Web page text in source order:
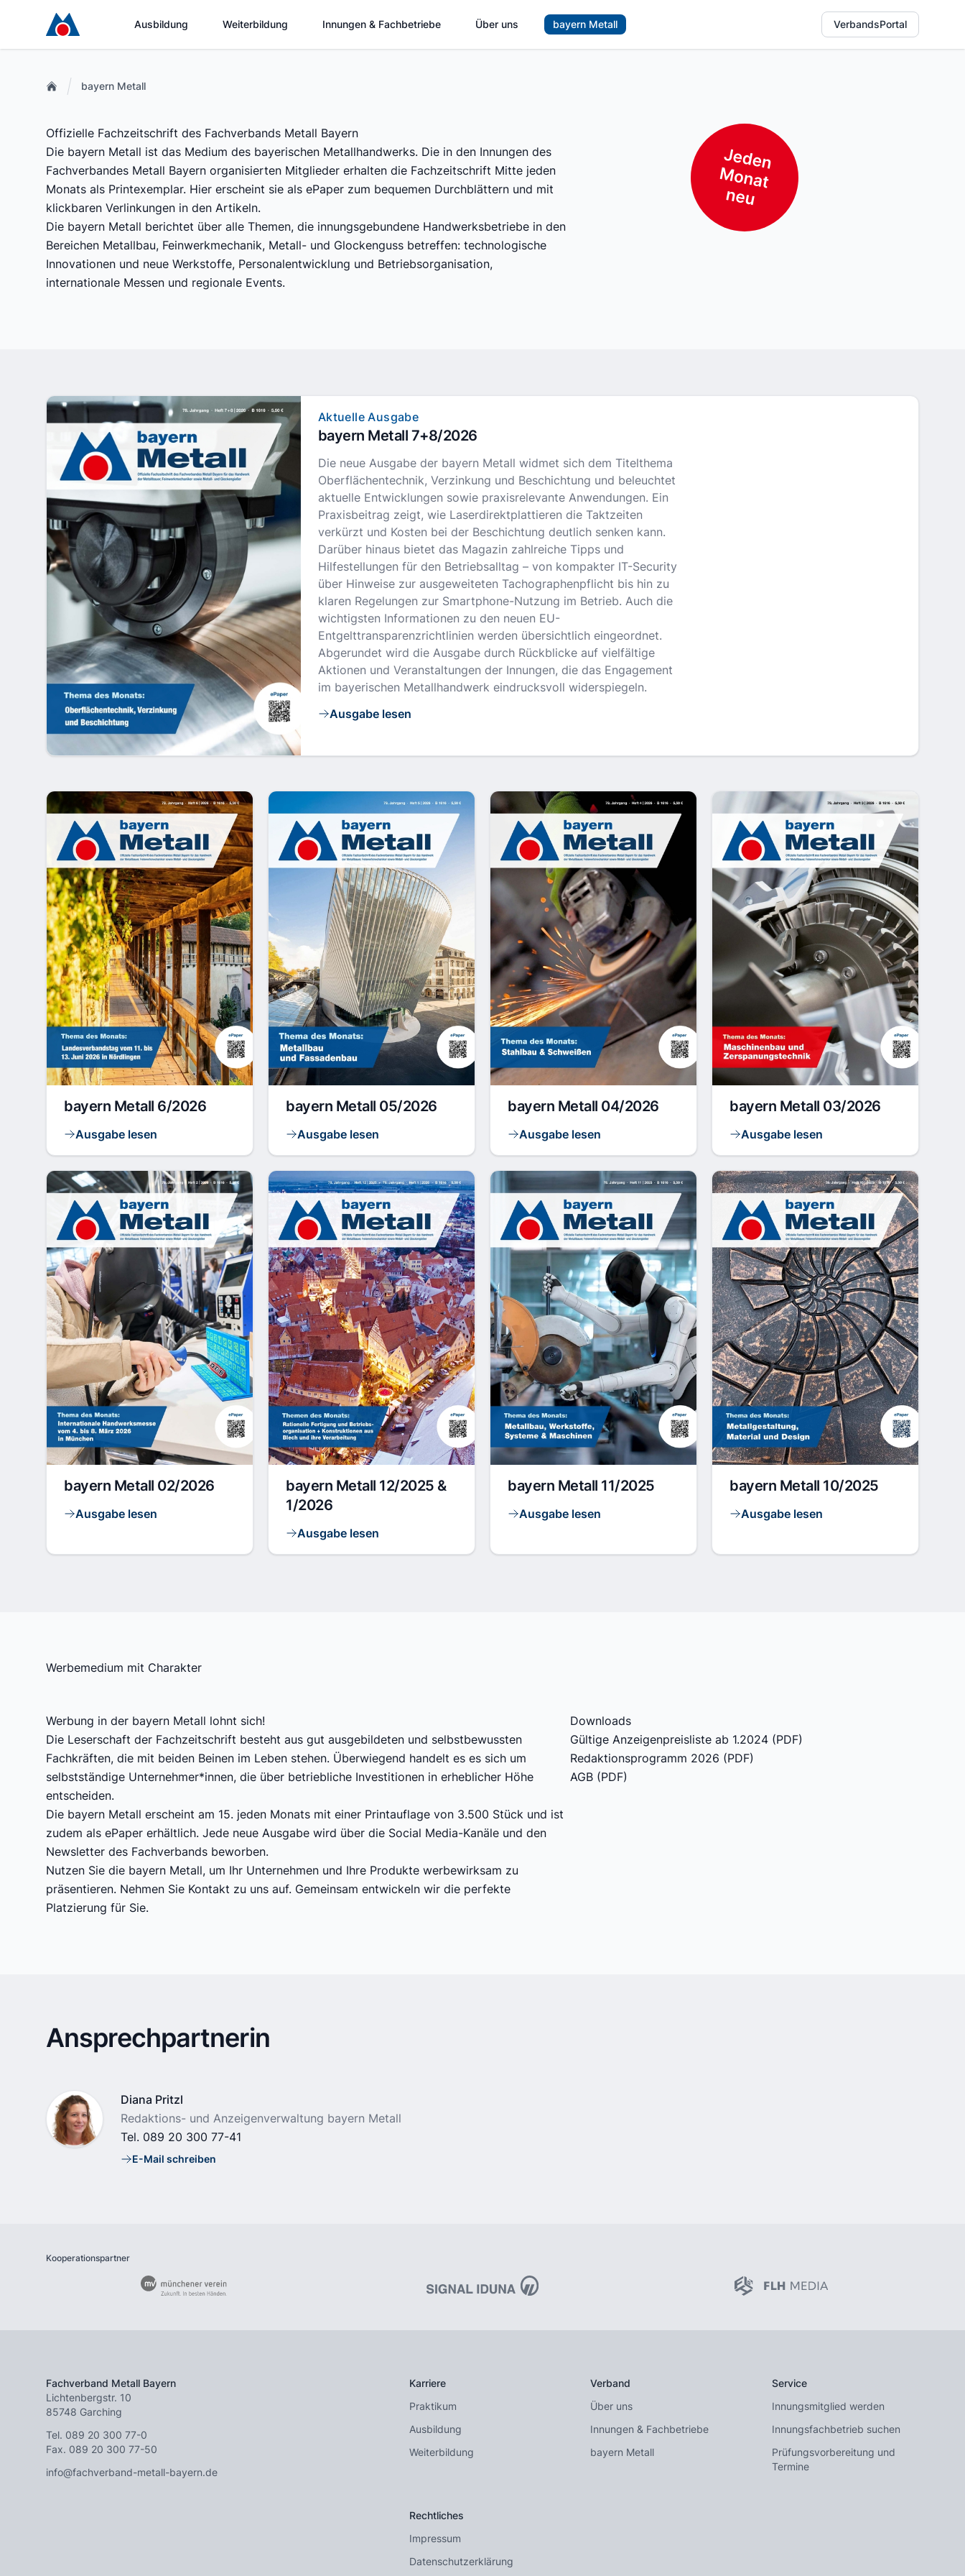
Ausbildung Weiterbildung Innungen & Fachbetriebe Über uns bayern Metall VerbandsPortal
bayern Metall
Offizielle Fachzeitschrift des Fachverbands Metall Bayern
Die bayern Metall ist das Medium des bayerischen Metallhandwerks. Die in den Innungen des
Fachverbandes Metall Bayern organisierten Mitglieder erhalten die Fachzeitschrift Mitte jeden
Monats als Printexemplar. Hier erscheint sie als ePaper zum bequemen Durchblättern und mit
klickbaren Verlinkungen in den Artikeln.
Die bayern Metall berichtet über alle Themen, die innungsgebundene Handwerksbetriebe in den
Bereichen Metallbau, Feinwerkmechanik, Metall- und Glockenguss betreffen: technologische
Innovationen und neue Werkstoffe, Personalentwicklung und Betriebsorganisation,
internationale Messen und regionale Events.
Aktuelle Ausgabe
bayern Metall 7+8/2026
Die neue Ausgabe der bayern Metall widmet sich dem Titelthema
Oberflächentechnik, Verzinkung und Beschichtung und beleuchtet
aktuelle Entwicklungen sowie praxisrelevante Anwendungen. Ein
Praxisbeitrag zeigt, wie Laserdirektplattieren die Taktzeiten
verkürzt und Kosten bei der Beschichtung deutlich senken kann.
Darüber hinaus bietet das Magazin zahlreiche Tipps und
Hilfestellungen für den Betriebsalltag – von kompakter IT-Security
über Hinweise zur ausgeweiteten Tachographenpflicht bis hin zu
klaren Regelungen zur Smartphone-Nutzung im Betrieb. Auch die
wichtigsten Informationen zu den neuen EU-
Entgelttransparenzrichtlinien werden übersichtlich eingeordnet.
Abgerundet wird die Ausgabe durch Rückblicke auf vielfältige
Aktionen und Veranstaltungen der Innungen, die das Engagement
im bayerischen Metallhandwerk eindrucksvoll widerspiegeln.
Ausgabe lesen
bayern Metall 6/2026
Ausgabe lesen
bayern Metall 05/2026
Ausgabe lesen
bayern Metall 04/2026
Ausgabe lesen
bayern Metall 03/2026
Ausgabe lesen
bayern Metall 02/2026
Ausgabe lesen
bayern Metall 12/2025 &
1/2026
Ausgabe lesen
bayern Metall 11/2025
Ausgabe lesen
bayern Metall 10/2025
Ausgabe lesen
Werbemedium mit Charakter
Werbung in der bayern Metall lohnt sich!
Die Leserschaft der Fachzeitschrift besteht aus gut ausgebildeten und selbstbewussten
Fachkräften, die mit beiden Beinen im Leben stehen. Überwiegend handelt es es sich um
selbstständige Unternehmer*innen, die über betriebliche Investitionen in erheblicher Höhe
entscheiden.
Die bayern Metall erscheint am 15. jeden Monats mit einer Printauflage von 3.500 Stück und ist
zudem als ePaper erhältlich. Jede neue Ausgabe wird über die Social Media-Kanäle und den
Newsletter des Fachverbands beworben.
Nutzen Sie die bayern Metall, um Ihr Unternehmen und Ihre Produkte werbewirksam zu
präsentieren. Nehmen Sie Kontakt zu uns auf. Gemeinsam entwickeln wir die perfekte
Platzierung für Sie.
Downloads
Gültige Anzeigenpreisliste ab 1.2024 (PDF)
Redaktionsprogramm 2026 (PDF)
AGB (PDF)
Ansprechpartnerin
Name
Diana Pritzl
Position
Redaktions- und Anzeigenverwaltung bayern Metall
Tel. 089 20 300 77-41
E-Mail
E-Mail schreiben
Kooperationspartner
Fachverband Metall Bayern
Lichtenbergstr. 10
85748 Garching
Tel. 089 20 300 77-0
Fax. 089 20 300 77-50
info@fachverband-metall-bayern.de
Karriere
Praktikum
Ausbildung
Weiterbildung
Verband
Über uns
Innungen & Fachbetriebe
bayern Metall
Service
Innungsmitglied werden
Innungsfachbetrieb suchen
Prüfungsvorbereitung und
Termine
Rechtliches
Impressum
Datenschutzerklärung